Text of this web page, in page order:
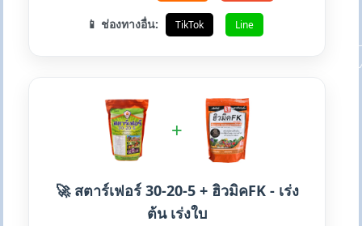
📱 ช่องทางอื่น: TikTok Line
+
🚀 สตาร์เฟอร์ 30-20-5 + ฮิวมิคFK - เร่ง
ต้น เร่งใบ